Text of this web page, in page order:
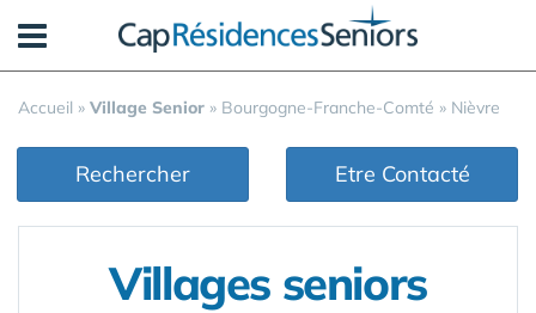
Accueil » Village Senior » Bourgogne-Franche-Comté » Nièvre
Rechercher Etre Contacté
Villages seniors